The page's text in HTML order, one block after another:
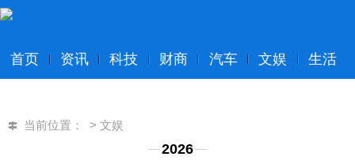
首页 资讯 科技 财商 汽车 文娱 生活
当前位置： > 文娱
2026